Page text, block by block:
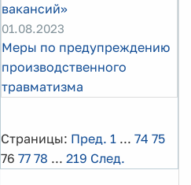
вакансий»
01.08.2023
Меры по предупреждению
производственного
травматизма
Страницы: Пред. 1 ... 74 75
76 77 78 ... 219 След.